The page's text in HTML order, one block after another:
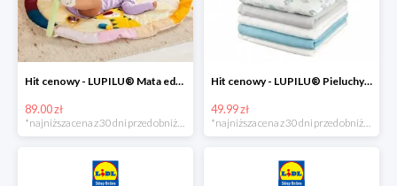
Hit cenowy - LUPILU® Mata edukacyjna dla niemowląt, 1 sztuka
89.00 zł
*najniższa cena z 30 dni przed obniżką
Hit cenowy - LUPILU® Pieluchy tetrowe 80x80 cm, z biobawełny, 5 sztuk
49.99 zł
*najniższa cena z 30 dni przed obniżką